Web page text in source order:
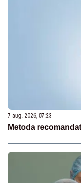
7 aug. 2026, 07:23
Metoda